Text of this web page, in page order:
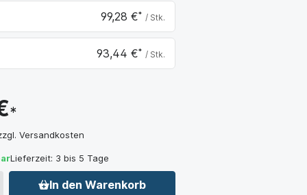
€
99,28 €* / Stk.
€
93,44 €* / Stk.
*
Versandkosten
Lieferzeit: 3 bis 5 Tage
In den Warenkorb